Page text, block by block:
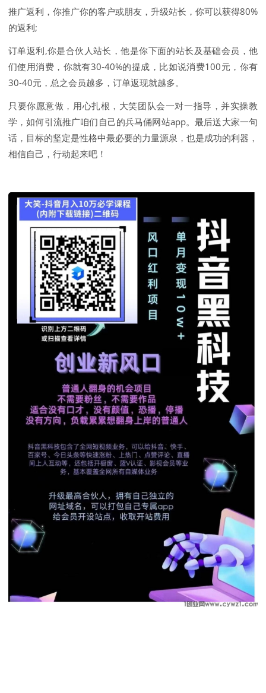
推广返利，你推广你的客户或朋友，升级站长，你可以获得80%
的返利;
订单返利,你是合伙人站长，他是你下面的站长及基础会员，他
们使用消费，你就有30-40%的提成，比如说消费100元，你有
30-40元，总之会员越多，订单返现就越多。
只要你愿意做，用心扎根，大笑团队会一对一指导，并实操教
学，如何引流推广咱们自己的兵马俑网站app。最后送大家一句
话，目标的坚定是性格中最必要的力量源泉，也是成功的利器，
相信自己，行动起来吧！